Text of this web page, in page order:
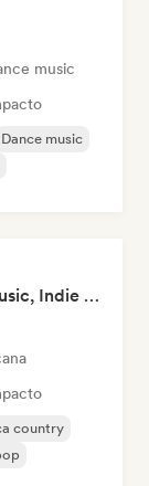
music
Dance music
Pop Machine Mode 🤖 AI Music, Indie Pop & Dream Pop
country